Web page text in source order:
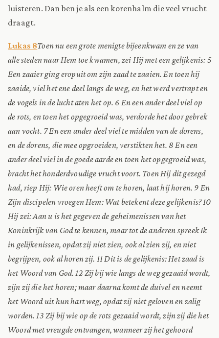
luisteren. Dan ben je als een korenhalm die veel vrucht
draagt.
Lukas 8Toen nu een grote menigte bijeenkwam en ze van
alle steden naar Hem toe kwamen, zei Hij met een gelijkenis: 5
Een zaaier ging eropuit om zijn zaad te zaaien. En toen hij
zaaide, viel het ene deel langs de weg, en het werd vertrapt en
de vogels in de lucht aten het op. 6 En een ander deel viel op
de rots, en toen het opgegroeid was, verdorde het door gebrek
aan vocht. 7 En een ander deel viel te midden van de dorens,
en de dorens, die mee opgroeiden, verstikten het. 8 En een
ander deel viel in de goede aarde en toen het opgegroeid was,
bracht het honderdvoudige vrucht voort. Toen Hij dit gezegd
had, riep Hij: Wie oren heeft om te horen, laat hij horen. 9 En
Zijn discipelen vroegen Hem: Wat betekent deze gelijkenis? 10
Hij zei: Aan u is het gegeven de geheimenissen van het
Koninkrijk van God te kennen, maar tot de anderen spreek Ik
in gelijkenissen, opdat zij niet zien, ook al zien zij, en niet
begrijpen, ook al horen zij. 11 Dit is de gelijkenis: Het zaad is
het Woord van God. 12 Zij bij wie langs de weg gezaaid wordt,
zijn zij die het horen; maar daarna komt de duivel en neemt
het Woord uit hun hart weg, opdat zij niet geloven en zalig
worden. 13 Zij bij wie op de rots gezaaid wordt, zijn zij die het
Woord met vreugde ontvangen, wanneer zij het gehoord